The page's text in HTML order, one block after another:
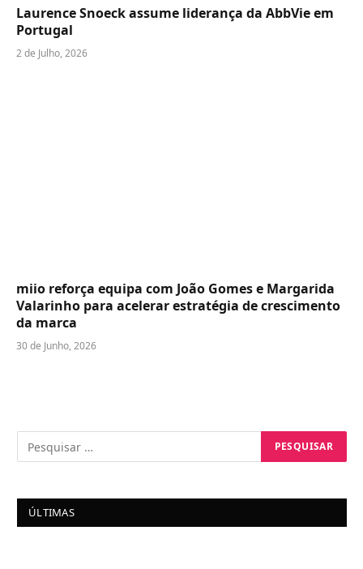
Laurence Snoeck assume liderança da AbbVie em
Portugal
2 de Julho, 2026
miio reforça equipa com João Gomes e Margarida
Valarinho para acelerar estratégia de crescimento
da marca
30 de Junho, 2026
ÚLTIMAS